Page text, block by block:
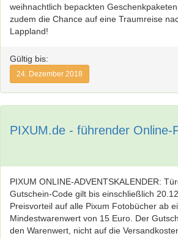
weihnachtlich bepackten
zudem die Chance auf eine Traumreise
Lappland!
Gültig bis:
24. Dezember 2018
PIXUM.de - führender Online-
PIXUM ONLINE-ADVENTSKALENDER:
Gutschein-Code gilt bis einschließlich
Preisvorteil auf alle Pixum Fotobücher ab
Mindestwarenwert von 15 Euro. Der
den Warenwert, nicht auf die